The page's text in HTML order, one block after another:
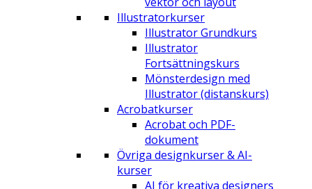
Illustratorkurser
Illustrator Grundkurs
Illustrator
Fortsättningskurs
Mönsterdesign med
Illustrator (distanskurs)
Acrobatkurser
Acrobat och PDF-
dokument
Övriga designkurser & AI-
kurser
AI för kreativa designers